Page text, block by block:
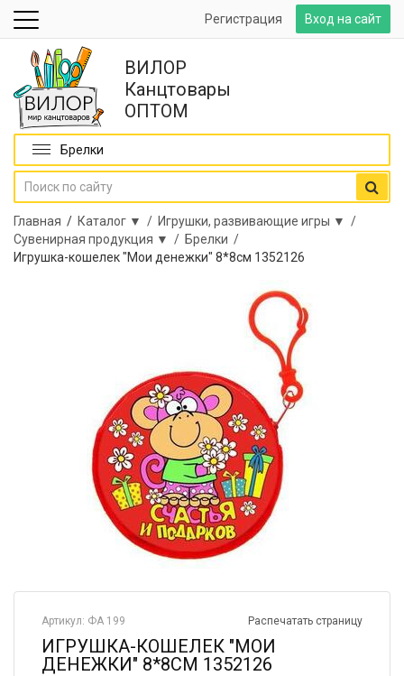
Вход на сайт
Регистрация
ВИЛОР
Канцтовары
ОПТОМ
Брелки
Главная / Каталог ▼ / Игрушки, развивающие игры ▼ /
Сувенирная продукция ▼ / Брелки /
Игрушка-кошелек "Мои денежки" 8*8см 1352126
Распечатать страницу
Артикул: ФА 199
ИГРУШКА-КОШЕЛЕК "МОИ
ДЕНЕЖКИ" 8*8СМ 1352126